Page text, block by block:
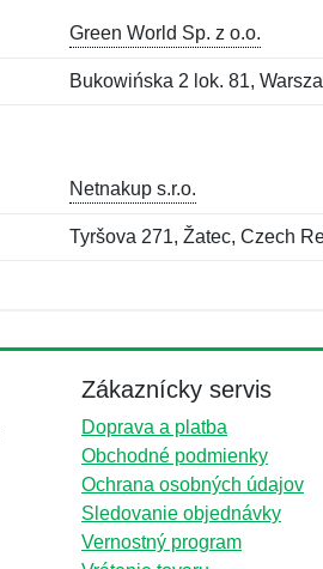
Green World Sp. z o.o.
Bukowińska 2 lok. 81,
Netnakup s.r.o.
Tyršova 271, Žatec, Czech
Zákaznícky servis
Doprava a platba
Obchodné podmienky
Ochrana osobných údajov
Sledovanie objednávky
Vernostný program